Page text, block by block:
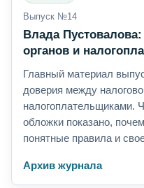
Выпуск №14
Влада
органов и
Главный материал
доверия между
налогоплательщиками.
обложки показано,
понятные правила и
Архив журнала